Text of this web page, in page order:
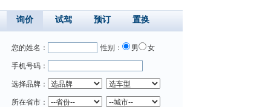
询价 试驾 预订 置换
您的姓名： 性别： 男 女
手机号码：
选择品牌：
所在省市：